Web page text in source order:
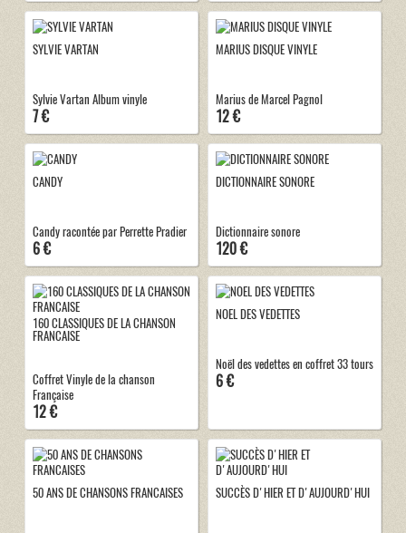
SYLVIE VARTAN
Sylvie Vartan Album vinyle
7 €
MARIUS DISQUE VINYLE
Marius de Marcel Pagnol
12 €
CANDY
Candy racontée par Perrette Pradier
6 €
DICTIONNAIRE SONORE
Dictionnaire sonore
120 €
160 CLASSIQUES DE LA CHANSON
FRANCAISE
Coffret Vinyle de la chanson
Française
12 €
NOEL DES VEDETTES
Noël des vedettes en coffret 33 tours
6 €
50 ANS DE CHANSONS FRANCAISES SUCCÈS D'HIER ET D'AUJOURD'HUI